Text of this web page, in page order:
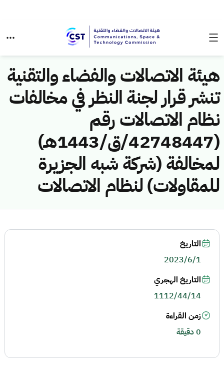
هيئة الاتصالات والفضاء والتقنية
تنشر قرار لجنة النظر في مخالفات
نظام الاتصالات رقم
(42748447/ق/1443هـ)
لمخالفة (شركة شبه الجزيرة
للمقاولات) لنظام الاتصالات
التاريخ
2023/6/1
التاريخ الهجري
1112/44/14
زمن القراءة
0 دقيقة